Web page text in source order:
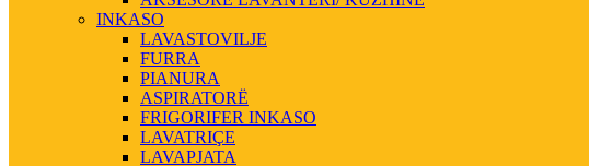
INKASO
LAVASTOVILJE
FURRA
PIANURA
ASPIRATORË
FRIGORIFER INKASO
LAVATRIÇE
LAVAPJATA